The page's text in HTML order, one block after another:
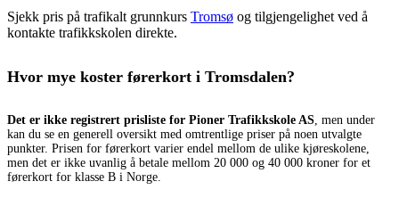
Sjekk pris på trafikalt grunnkurs Tromsø og tilgjengelighet ved å
kontakte trafikkskolen direkte.
Hvor mye koster førerkort i Tromsdalen?
Det er ikke registrert prisliste for Pioner Trafikkskole AS, men under
kan du se en generell oversikt med omtrentlige priser på noen utvalgte
punkter. Prisen for førerkort varier endel mellom de ulike kjøreskolene,
men det er ikke uvanlig å betale mellom 20 000 og 40 000 kroner for et
førerkort for klasse B i Norge.